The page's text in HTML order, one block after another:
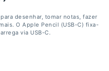
desenhar, tomar notas, fazer
O Apple Pencil (USB-C) fixa-
via USB-C.